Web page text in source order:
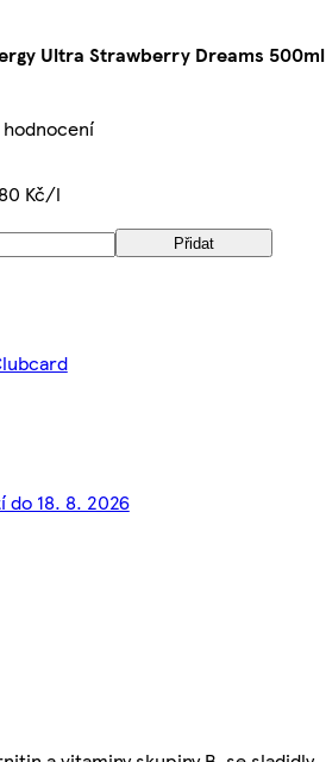
Ultra Strawberry Dreams 500ml
Kč/l
Přidat
do 18. 8. 2026